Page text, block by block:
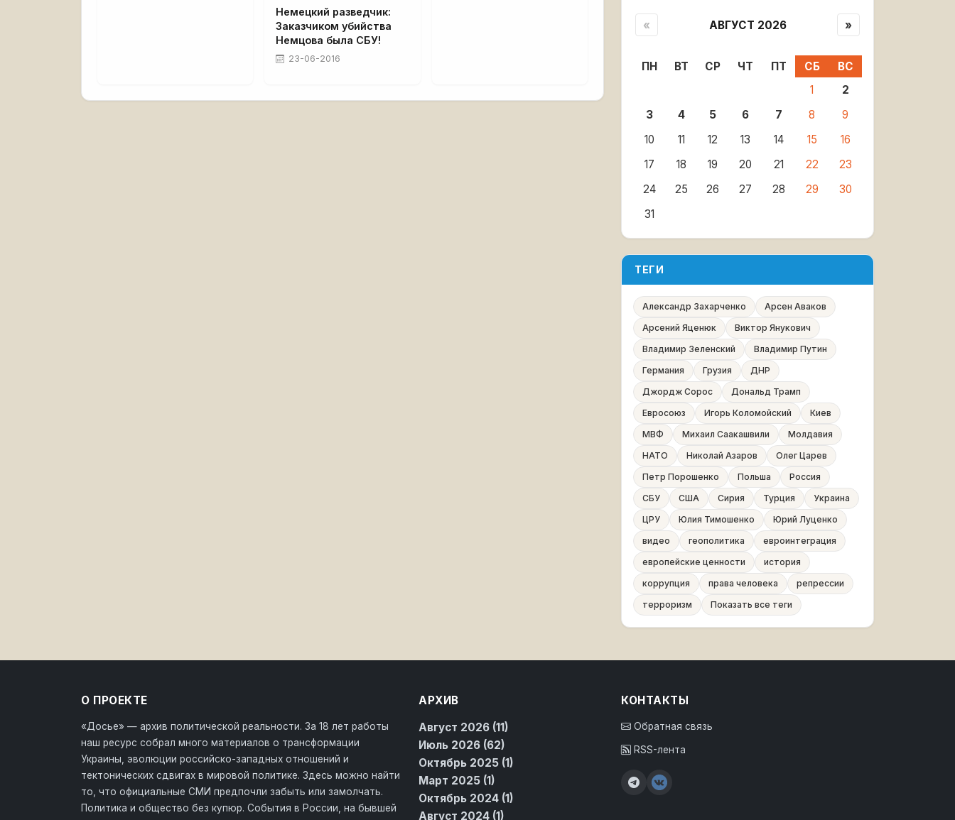
Немецкий разведчик:
Заказчиком убийства
Немцова была СБУ!
23-06-2016
« АВГУСТ 2026 »
ПН ВТ СР ЧТ ПТ СБ
ВС
1
2
3
4 5 6 7 8
9
10
11 12 13 14 15
16
17
18 19 20 21 22
23
24
25 26 27 28 29
30
31
ТЕГИ
Александр Захарченко
Арсен Аваков
Арсений Яценюк
Виктор Янукович
Владимир Зеленский
Владимир Путин
Германия
Грузия
ДНР
Джордж Сорос
Дональд Трамп
Евросоюз
Игорь Коломойский
Киев
МВФ
Михаил Саакашвили
Молдавия
НАТО
Николай Азаров
Олег Царев
Петр Порошенко
Польша
Россия
СБУ
США Сирия Турция
Украина
ЦРУ
Юлия Тимошенко
Юрий Луценко
видео
геополитика
евроинтеграция
европейские ценности
история
коррупция
права человека
репрессии
терроризм
Показать все теги
О ПРОЕКТЕ
«Досье» — архив политической реальности. За 18 лет работы
наш ресурс собрал много материалов о трансформации
Украины, эволюции российско-западных отношений и
тектонических сдвигах в мировой политике. Здесь можно найти
то, что официальные СМИ предпочли забыть или замолчать.
Политика и общество без купюр. События в России, на бывшей
АРХИВ
Август 2026 (11)
Июль 2026 (62)
Октябрь 2025 (1)
Март 2025 (1)
Октябрь 2024 (1)
Август 2024 (1)
КОНТАКТЫ
Обратная связь
RSS-лента